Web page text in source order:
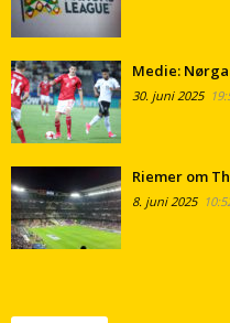
Medie:
30. juni 2025
Riemer om
8. juni 2025